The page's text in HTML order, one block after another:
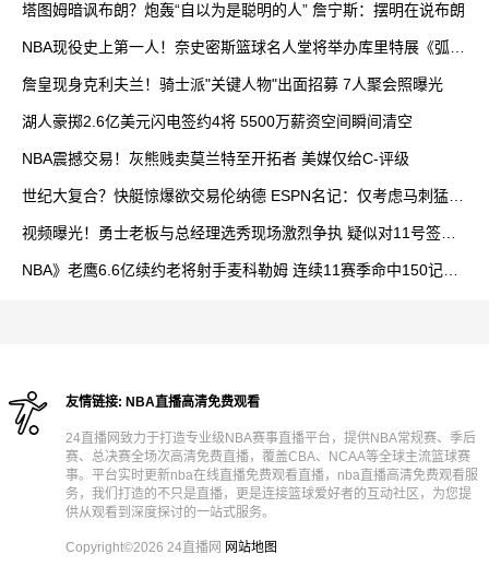
塔图姆暗讽布朗？炮轰“自以为是聪明的人” 詹宁斯：摆明在说布朗
NBA现役史上第一人！奈史密斯篮球名人堂将举办库里特展《弧光
詹皇现身克利夫兰！骑士派"关键人物"出面招募 7人聚会照曝光
湖人豪掷2.6亿美元闪电签约4将 5500万薪资空间瞬间清空
NBA震撼交易！灰熊贱卖莫兰特至开拓者 美媒仅给C-评级
世纪大复合？快艇惊爆欲交易伦纳德 ESPN名记：仅考虑马刺猛龙
视频曝光！勇士老板与总经理选秀现场激烈争执 疑似对11号签人
NBA》老鹰6.6亿续约老将射手麦科勒姆 连续11赛季命中150记三
友情链接: NBA直播高清免费观看
24直播网致力于打造专业级NBA赛事直播平台，提供NBA常规赛、季后
赛、总决赛全场次高清免费直播，覆盖CBA、NCAA等全球主流篮球赛
事。平台实时更新nba在线直播免费观看直播，nba直播高清免费观看服
务，我们打造的不只是直播，更是连接篮球爱好者的互动社区，为您提
供从观看到深度探讨的一站式服务。
Copyright©2026 24直播网 网站地图